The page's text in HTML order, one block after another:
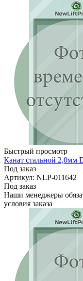
Быстрый просмотр
Канат стальной 2,0мм
Под заказ
Артикул: NLP-011642
Под заказ
Наши менеджеры
условия заказа